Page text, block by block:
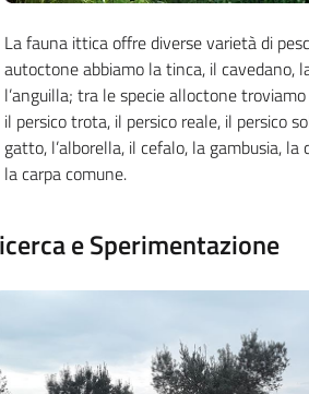
La fauna ittica offre diverse varietà di
autoctone abbiamo la tinca, il cavedano,
l’anguilla; tra le specie alloctone
il persico trota, il persico reale, il persico
gatto, l’alborella, il cefalo, la gambusia, la
la carpa comune.
e Sperimentazione